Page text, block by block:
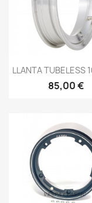
Vista
LLANTA TUBELESS
85,00 €